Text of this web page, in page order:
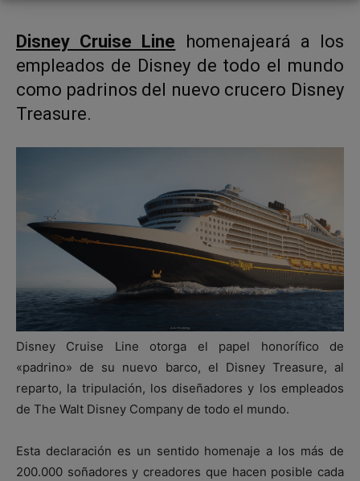
Disney Cruise Line homenajeará a los
empleados de Disney de todo el mundo
como padrinos del nuevo crucero Disney
Treasure.
Disney Cruise Line otorga el papel honorífico de
«padrino» de su nuevo barco, el Disney Treasure, al
reparto, la tripulación, los diseñadores y los empleados
de The Walt Disney Company de todo el mundo.
Esta declaración es un sentido homenaje a los más de
200.000 soñadores y creadores que hacen posible cada